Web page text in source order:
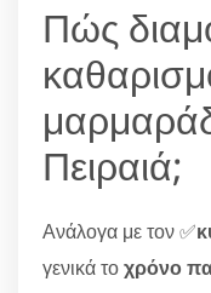
Πώς
Πειραιά;
Ανάλογα με τον ✅
γενικά τοχρόνο